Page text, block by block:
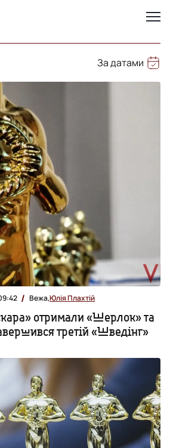
За датами
Вежа,Юлія Плахтій
отримали «Шерлок» та
третій «Шведінг»